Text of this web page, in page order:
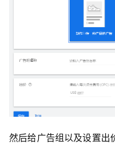
然后给广告组以及设置